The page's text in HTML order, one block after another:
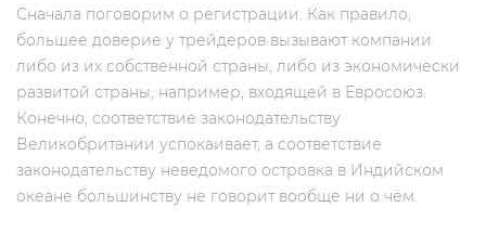
Сначала поговорим о регистрации. Как правило,
большее доверие у трейдеров вызывают компании
либо из их собственной страны, либо из экономически
развитой страны, например, входящей в Евросоюз.
Конечно, соответствие законодательству
Великобритании успокаивает, а соответствие
законодательству неведомого островка в Индийском
океане большинству не говорит вообще ни о чём.